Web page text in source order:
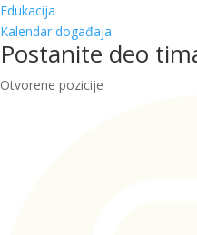
Edukacija
Kalendar događaja
Postanite deo
Otvorene pozicije